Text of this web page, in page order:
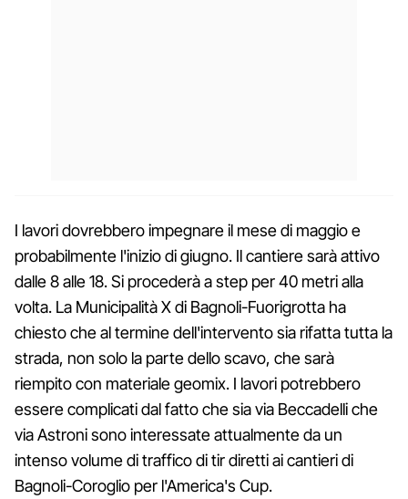
I lavori dovrebbero impegnare il mese di maggio e
probabilmente l'inizio di giugno. Il cantiere sarà attivo
dalle 8 alle 18. Si procederà a step per 40 metri alla
volta. La Municipalità X di Bagnoli-Fuorigrotta ha
chiesto che al termine dell'intervento sia rifatta tutta la
strada, non solo la parte dello scavo, che sarà
riempito con materiale geomix. I lavori potrebbero
essere complicati dal fatto che sia via Beccadelli che
via Astroni sono interessate attualmente da un
intenso volume di traffico di tir diretti ai cantieri di
Bagnoli-Coroglio per l'America's Cup.